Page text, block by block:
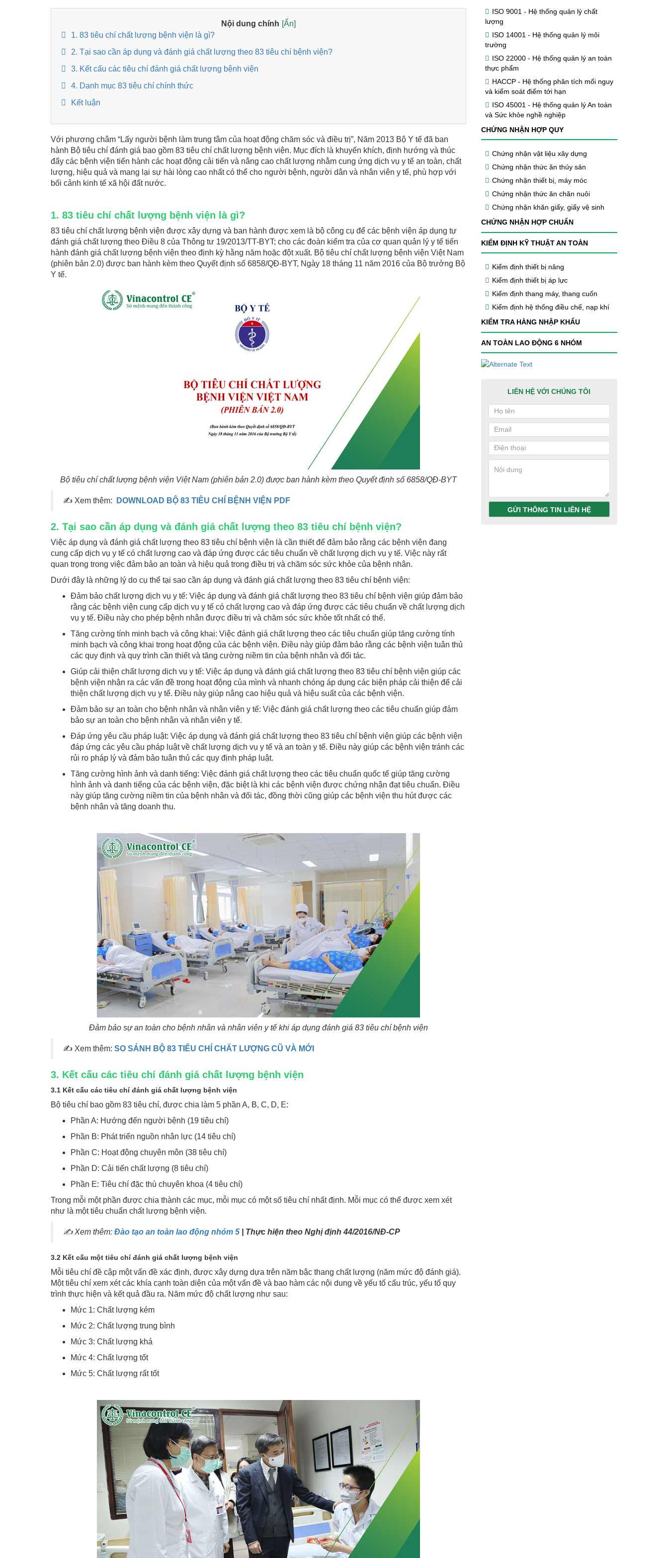
Nội dung chính [Ẩn]
1. 83 tiêu chí chất lượng bệnh viện là gì?
2. Tại sao cần áp dụng và đánh giá chất lượng theo 83 tiêu chí bệnh viện?
3. Kết cấu các tiêu chí đánh giá chất lượng bệnh viện
4. Danh mục 83 tiêu chí chính thức
Kết luận
Với phương châm “Lấy người bệnh làm trung tâm của hoạt động chăm sóc và điều trị”, Năm 2013 Bộ Y tế đã ban
hành Bộ tiêu chí đánh giá bao gồm 83 tiêu chí chất lượng bệnh viện. Mục đích là khuyến khích, định hướng và thúc
đẩy các bệnh viện tiến hành các hoạt động cải tiến và nâng cao chất lượng nhằm cung ứng dịch vụ y tế an toàn, chất
lượng, hiệu quả và mang lại sự hài lòng cao nhất có thể cho người bệnh, người dân và nhân viên y tế, phù hợp với
bối cảnh kinh tế xã hội đất nước.
1. 83 tiêu chí chất lượng bệnh viện là gì?
83 tiêu chí chất lượng bệnh viện được xây dựng và ban hành được xem là bộ công cụ để các bệnh viện áp dụng tự
đánh giá chất lượng theo Điều 8 của Thông tư 19/2013/TT-BYT; cho các đoàn kiểm tra của cơ quan quản lý y tế tiến
hành đánh giá chất lượng bệnh viện theo định kỳ hằng năm hoặc đột xuất. Bộ tiêu chí chất lượng bệnh viện Việt Nam
(phiên bản 2.0) được ban hành kèm theo Quyết định số 6858/QĐ-BYT, Ngày 18 tháng 11 năm 2016 của Bộ trưởng Bộ
Y tế.
Bộ tiêu chí chất lượng bệnh viện Việt Nam (phiên bản 2.0) được ban hành kèm theo Quyết định số 6858/QĐ-BYT
✍ Xem thêm: DOWNLOAD BỘ 83 TIÊU CHÍ BỆNH VIỆN PDF
2. Tại sao cần áp dụng và đánh giá chất lượng theo 83 tiêu chí bệnh viện?
Việc áp dụng và đánh giá chất lượng theo 83 tiêu chí bệnh viện là cần thiết để đảm bảo rằng các bệnh viện đang
cung cấp dịch vụ y tế có chất lượng cao và đáp ứng được các tiêu chuẩn về chất lượng dịch vụ y tế. Việc này rất
quan trọng trong việc đảm bảo an toàn và hiệu quả trong điều trị và chăm sóc sức khỏe của bệnh nhân.
Dưới đây là những lý do cụ thể tại sao cần áp dụng và đánh giá chất lượng theo 83 tiêu chí bệnh viện:
Đảm bảo chất lượng dịch vụ y tế: Việc áp dụng và đánh giá chất lượng theo 83 tiêu chí bệnh viện giúp đảm bảo
rằng các bệnh viện cung cấp dịch vụ y tế có chất lượng cao và đáp ứng được các tiêu chuẩn về chất lượng dịch
vụ y tế. Điều này cho phép bệnh nhân được điều trị và chăm sóc sức khỏe tốt nhất có thể.
Tăng cường tính minh bạch và công khai: Việc đánh giá chất lượng theo các tiêu chuẩn giúp tăng cường tính
minh bạch và công khai trong hoạt động của các bệnh viện. Điều này giúp đảm bảo rằng các bệnh viện tuân thủ
các quy định và quy trình cần thiết và tăng cường niềm tin của bệnh nhân và đối tác.
Giúp cải thiện chất lượng dịch vụ y tế: Việc áp dụng và đánh giá chất lượng theo 83 tiêu chí bệnh viện giúp các
bệnh viện nhận ra các vấn đề trong hoạt động của mình và nhanh chóng áp dụng các biện pháp cải thiện để cải
thiện chất lượng dịch vụ y tế. Điều này giúp nâng cao hiệu quả và hiệu suất của các bệnh viện.
Đảm bảo sự an toàn cho bệnh nhân và nhân viên y tế: Việc đánh giá chất lượng theo các tiêu chuẩn giúp đảm
bảo sự an toàn cho bệnh nhân và nhân viên y tế.
Đáp ứng yêu cầu pháp luật: Việc áp dụng và đánh giá chất lượng theo 83 tiêu chí bệnh viện giúp các bệnh viện
đáp ứng các yêu cầu pháp luật về chất lượng dịch vụ y tế và an toàn y tế. Điều này giúp các bệnh viện tránh các
rủi ro pháp lý và đảm bảo tuân thủ các quy định pháp luật.
Tăng cường hình ảnh và danh tiếng: Việc đánh giá chất lượng theo các tiêu chuẩn quốc tế giúp tăng cường
hình ảnh và danh tiếng của các bệnh viện, đặc biệt là khi các bệnh viện được chứng nhận đạt tiêu chuẩn. Điều
này giúp tăng cường niềm tin của bệnh nhân và đối tác, đồng thời cũng giúp các bệnh viện thu hút được các
bệnh nhân và tăng doanh thu.
Đảm bảo sự an toàn cho bệnh nhân và nhân viên y tế khi áp dụng đánh giá 83 tiêu chí bệnh viện
✍ Xem thêm: SO SÁNH BỘ 83 TIÊU CHÍ CHẤT LƯỢNG CŨ VÀ MỚI
3. Kết cấu các tiêu chí đánh giá chất lượng bệnh viện
3.1 Kết cấu các tiêu chí đánh giá chất lượng bệnh viện
Bộ tiêu chí bao gồm 83 tiêu chí, được chia làm 5 phần A, B, C, D, E:
Phần A: Hướng đến người bệnh (19 tiêu chí)
Phần B: Phát triển nguồn nhân lực (14 tiêu chí)
Phần C: Hoạt động chuyên môn (38 tiêu chí)
Phần D: Cải tiến chất lượng (8 tiêu chí)
Phần E: Tiêu chí đặc thù chuyên khoa (4 tiêu chí)
Trong mỗi một phần được chia thành các mục, mỗi mục có một số tiêu chí nhất định. Mỗi mục có thể được xem xét
như là một tiêu chuẩn chất lượng bệnh viện.
✍ Xem thêm: Đào tạo an toàn lao động nhóm 5 | Thực hiện theo Nghị định 44/2016/NĐ-CP
3.2 Kết cấu một tiêu chí đánh giá chất lượng bệnh viện
Mỗi tiêu chí đề cập một vấn đề xác định, được xây dựng dựa trên năm bậc thang chất lượng (năm mức độ đánh giá).
Một tiêu chí xem xét các khía cạnh toàn diện của một vấn đề và bao hàm các nội dung về yếu tố cấu trúc, yếu tố quy
trình thực hiện và kết quả đầu ra. Năm mức độ chất lượng như sau:
Mức 1: Chất lượng kém
Mức 2: Chất lượng trung bình
Mức 3: Chất lượng khá
Mức 4: Chất lượng tốt
Mức 5: Chất lượng rất tốt
ISO 9001 - Hệ thống quản lý chất
lượng
ISO 14001 - Hệ thống quản lý môi
trường
ISO 22000 - Hệ thống quản lý an toàn
thực phẩm
HACCP - Hệ thống phân tích mối nguy
và kiểm soát điểm tới hạn
ISO 45001 - Hệ thống quản lý An toàn
và Sức khỏe nghề nghiệp
CHỨNG NHẬN HỢP QUY
Chứng nhận vật liệu xây dựng
Chứng nhận thức ăn thủy sản
Chứng nhận thiết bị, máy móc
Chứng nhận thức ăn chăn nuôi
Chứng nhận khăn giấy, giấy vệ sinh
CHỨNG NHẬN HỢP CHUẨN
KIỂM ĐỊNH KỸ THUẬT AN TOÀN
Kiểm định thiết bị nâng
Kiểm định thiết bị áp lực
Kiểm định thang máy, thang cuốn
Kiểm định hệ thống điều chế, nạp khí
KIỂM TRA HÀNG NHẬP KHẨU
AN TOÀN LAO ĐỘNG 6 NHÓM
LIÊN HỆ VỚI CHÚNG TÔI
GỬI THÔNG TIN LIÊN HỆ